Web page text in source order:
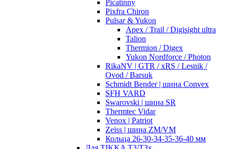
Picatinny
Pixfra Chiron
Pulsar & Yukon
Apex / Trail / Digisight ultra
Talion
Thermion / Digex
Yukon Nordforce / Photon
RikaNV | GTR / xRS / Lesnik /
Ovod / Barsuk
Schmidt Bender | шина Convex
SFH VARD
Swarovski | шина SR
Thermtec Vidar
Venox | Patriot
Zeiss | шина ZM/VM
Кольца 26-30-34-35-36-40 мм